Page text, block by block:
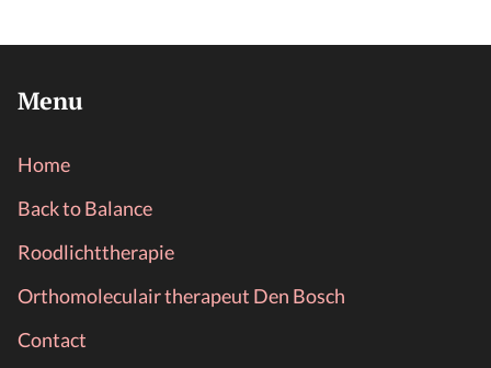
Menu
Home
Back to Balance
Roodlichttherapie
Orthomoleculair therapeut Den Bosch
Contact